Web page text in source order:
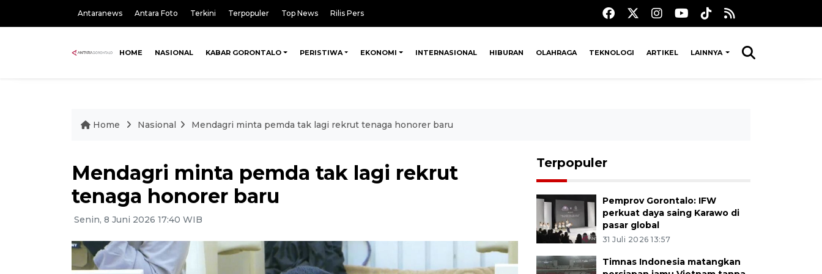
Antaranews Antara Foto Terkini Terpopuler Top News Rilis Pers
HOME NASIONAL KABAR GORONTALO PERISTIWA EKONOMI INTERNASIONAL HIBURAN OLAHRAGA TEKNOLOGI ARTIKEL LAINNYA
Home Nasional Mendagri minta pemda tak lagi rekrut tenaga honorer baru
Mendagri minta pemda tak lagi rekrut
tenaga honorer baru
Senin, 8 Juni 2026 17:40 WIB
Terpopuler
Pemprov Gorontalo: IFW
perkuat daya saing Karawo di
pasar global
31 Juli 2026 13:57
Timnas Indonesia matangkan